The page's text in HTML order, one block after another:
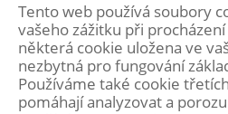
Tento web používá soubory
vašeho zážitku při
některá cookie uložena ve
nezbytná pro fungování
Používáme také cookie
pomáhají analyzovat a